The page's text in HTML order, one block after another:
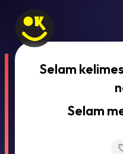
Selam
Selam